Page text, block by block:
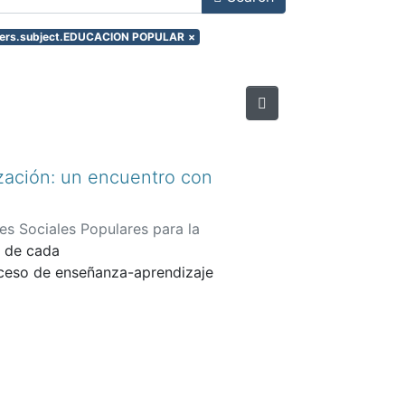
POPULAR ×
un encuentro con
Sociales Populares para la
cada
de enseñanza-aprendizaje